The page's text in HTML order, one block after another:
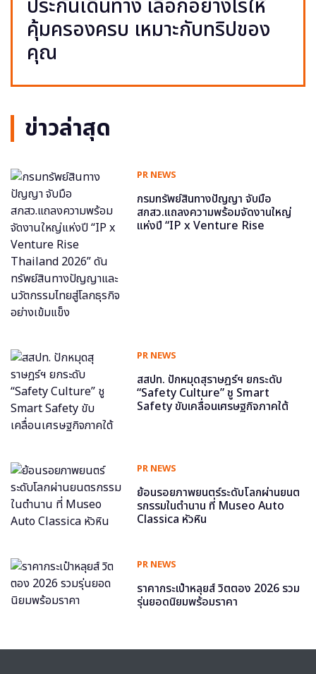
ประกันเดินทาง เลือกอย่างไรให้
คุ้มครองครบ เหมาะกับทริปของ
คุณ
ข่าวล่าสุด
PR NEWS
กรมทรัพย์สินทางปัญญา จับมือ
สกสว.แถลงความพร้อมจัดงานใหญ่
แห่งปี “IP x Venture Rise
PR NEWS
สสปท. ปักหมุดสุราษฎร์ฯ ยกระดับ
“Safety Culture” ชู Smart
Safety ขับเคลื่อนเศรษฐกิจภาคใต้
PR NEWS
ย้อนรอยภาพยนตร์ระดับโลกผ่านยนต
รกรรมในตำนาน ที่ Museo Auto
Classica หัวหิน
PR NEWS
ราคากระเป๋าหลุยส์ วิตตอง 2026 รวม
รุ่นยอดนิยมพร้อมราคา